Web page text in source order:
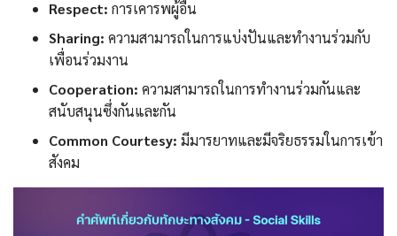
Respect: การเคารพผู้อื่น
Sharing: ความสามารถในการแบ่งปันและทำงานร่วมกับ
เพื่อนร่วมงาน
Cooperation: ความสามารถในการทำงานร่วมกันและ
สนับสนุนซึ่งกันและกัน
Common Courtesy: มีมารยาทและมีจริยธรรมในการเข้า
สังคม